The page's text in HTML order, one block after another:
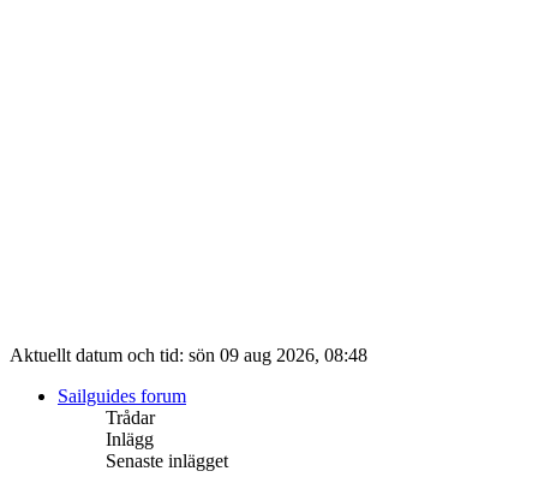
Aktuellt datum och tid: sön 09 aug 2026, 08:48
Sailguides forum
Trådar
Inlägg
Senaste inlägget